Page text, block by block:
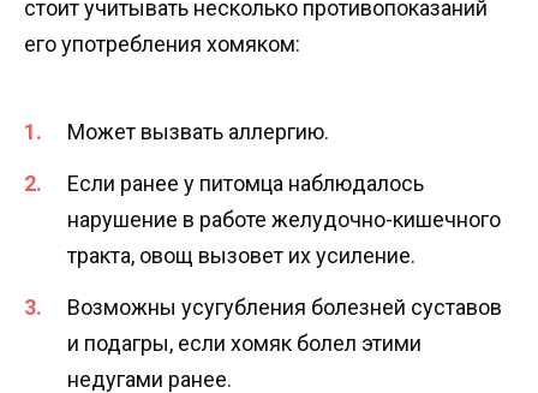
стоит учитывать несколько противопоказаний
его употребления хомяком:
Может вызвать аллергию.
Если ранее у питомца наблюдалось
нарушение в работе желудочно-кишечного
тракта, овощ вызовет их усиление.
Возможны усугубления болезней суставов
и подагры, если хомяк болел этими
недугами ранее.